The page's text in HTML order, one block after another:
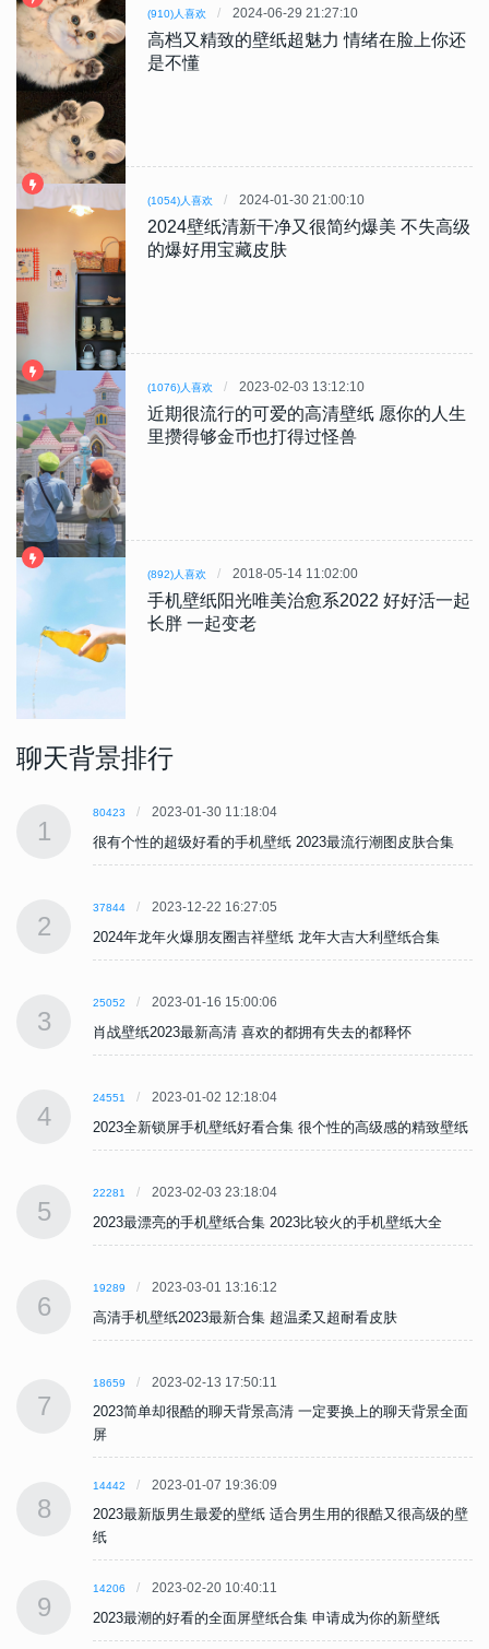
(910)人喜欢 2024-06-29 21:27:10
高档又精致的壁纸超魅力 情绪在脸上你还
是不懂
(1054)人喜欢 2024-01-30 21:00:10
2024壁纸清新干净又很简约爆美 不失高级
的爆好用宝藏皮肤
(1076)人喜欢 2023-02-03 13:12:10
近期很流行的可爱的高清壁纸 愿你的人生
里攒得够金币也打得过怪兽
(892)人喜欢 2018-05-14 11:02:00
手机壁纸阳光唯美治愈系2022 好好活一起
长胖 一起变老
聊天背景排行
1
80423 2023-01-30 11:18:04
很有个性的超级好看的手机壁纸 2023最流行潮图皮肤合集
2
37844 2023-12-22 16:27:05
2024年龙年火爆朋友圈吉祥壁纸 龙年大吉大利壁纸合集
3
25052 2023-01-16 15:00:06
肖战壁纸2023最新高清 喜欢的都拥有失去的都释怀
4
24551 2023-01-02 12:18:04
2023全新锁屏手机壁纸好看合集 很个性的高级感的精致壁纸
5
22281 2023-02-03 23:18:04
2023最漂亮的手机壁纸合集 2023比较火的手机壁纸大全
6
19289 2023-03-01 13:16:12
高清手机壁纸2023最新合集 超温柔又超耐看皮肤
7
18659 2023-02-13 17:50:11
2023简单却很酷的聊天背景高清 一定要换上的聊天背景全面
屏
8
14442 2023-01-07 19:36:09
2023最新版男生最爱的壁纸 适合男生用的很酷又很高级的壁
纸
9
14206 2023-02-20 10:40:11
2023最潮的好看的全面屏壁纸合集 申请成为你的新壁纸